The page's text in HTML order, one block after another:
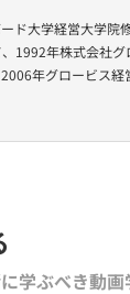
ド大学経営大学院
、1992年株式会社
年グロービス経
ロボッツ、2019年
ち上げ、現在総合
学ぶべき動